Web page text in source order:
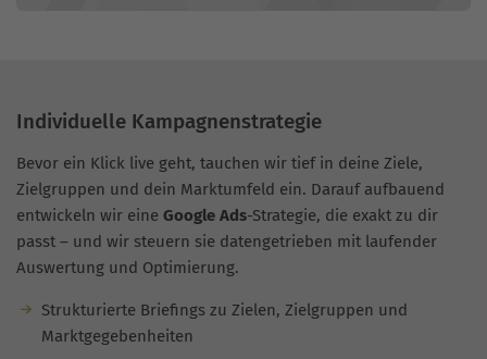
Individuelle Kampagnenstrategie
Bevor ein Klick live geht, tauchen wir tief in deine Ziele,
Zielgruppen und dein Marktumfeld ein. Darauf aufbauend
entwickeln wir eine Google Ads-Strategie, die exakt zu dir
passt – und wir steuern sie datengetrieben mit laufender
Auswertung und Optimierung.
Strukturierte Briefings zu Zielen, Zielgruppen und
Marktgegebenheiten